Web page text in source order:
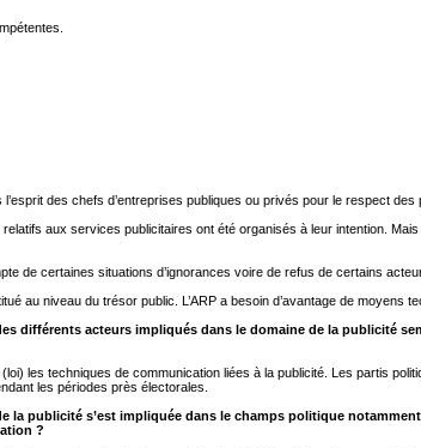
des chefs d’entreprises publiques ou privés pour le respect
aux services publicitaires ont été organisés à leur intention.
de certaines situations d’ignorances voire de refus de certains
au niveau du trésor public. L’ARP a besoin d’avantage de moyens
différents acteurs impliqués dans le domaine de la publicité
les techniques de communication liées à la publicité. Les partis
les périodes près électorales.
publicité s’est impliquée dans le champs politique
?